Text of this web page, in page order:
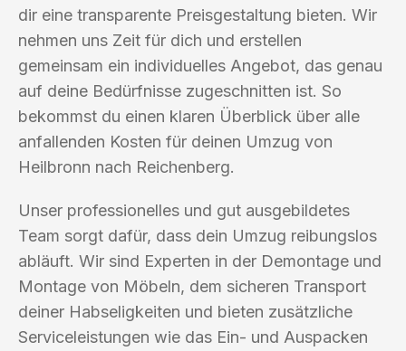
dir eine transparente Preisgestaltung bieten. Wir
nehmen uns Zeit für dich und erstellen
gemeinsam ein individuelles Angebot, das genau
auf deine Bedürfnisse zugeschnitten ist. So
bekommst du einen klaren Überblick über alle
anfallenden Kosten für deinen Umzug von
Heilbronn nach Reichenberg.
Unser professionelles und gut ausgebildetes
Team sorgt dafür, dass dein Umzug reibungslos
abläuft. Wir sind Experten in der Demontage und
Montage von Möbeln, dem sicheren Transport
deiner Habseligkeiten und bieten zusätzliche
Serviceleistungen wie das Ein- und Auspacken